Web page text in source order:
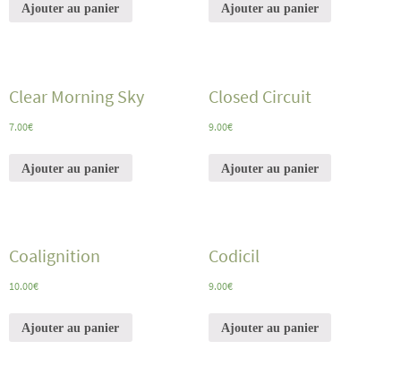
Ajouter au panier Ajouter au panier
Clear Morning Sky
7.00€
Ajouter au panier
Closed Circuit
9.00€
Ajouter au panier
Coalignition
10.00€
Ajouter au panier
Codicil
9.00€
Ajouter au panier